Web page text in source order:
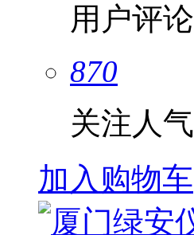
用户评论
870
关注人气
加入购物车